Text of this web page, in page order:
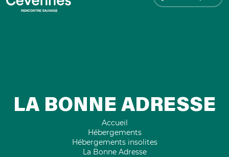
LA BONNE ADRESSE
Accueil
Hébergements
Hébergements insolites
La Bonne Adresse